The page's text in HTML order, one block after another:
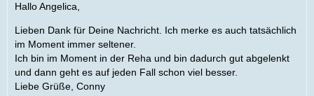
Hallo Angelica,
Lieben Dank für Deine Nachricht. Ich merke es auch tatsächlich
im Moment immer seltener.
Ich bin im Moment in der Reha und bin dadurch gut abgelenkt
und dann geht es auf jeden Fall schon viel besser.
Liebe Grüße, Conny